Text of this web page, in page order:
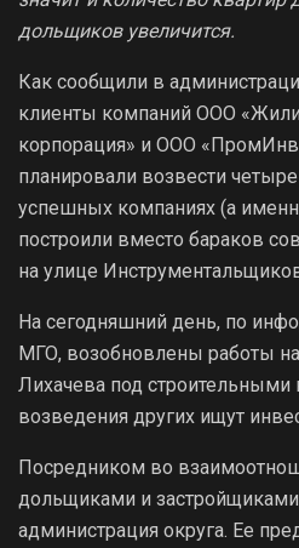
дольщиков увеличится.
Как сообщили в
клиенты компаний ООО
корпорация» и ООО
планировали возвести
успешных компаниях (а
построили вместо бараков
на улице
На сегодняшний день, по
МГО, возобновлены работы
Лихачева под
возведения других ищут
Посредником во
дольщиками и
администрация округа. Ее